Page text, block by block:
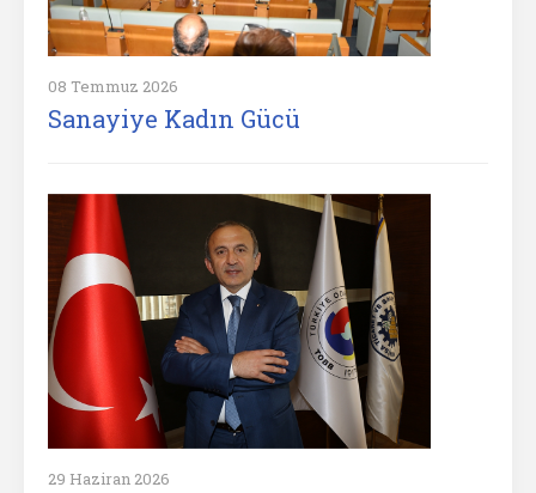
08 Temmuz 2026
Sanayiye Kadın Gücü
29 Haziran 2026